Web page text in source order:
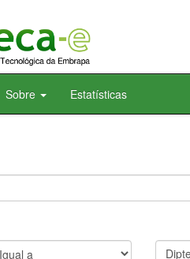
Sobre Estatísticas